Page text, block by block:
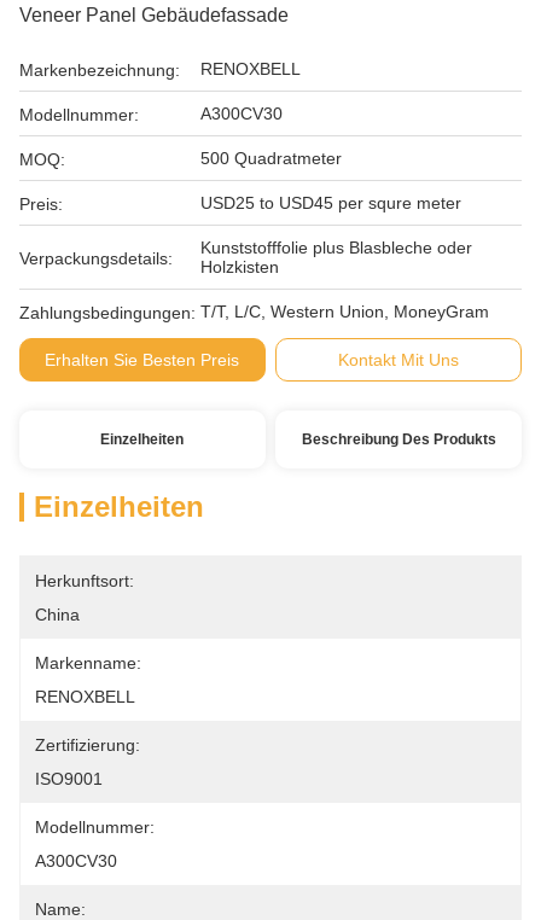
Veneer Panel Gebäudefassade
Markenbezeichnung: RENOXBELL
Modellnummer: A300CV30
MOQ: 500 Quadratmeter
Preis: USD25 to USD45 per squre meter
Verpackungsdetails:
Kunststofffolie plus Blasbleche oder
Holzkisten
Zahlungsbedingungen: T/T, L/C, Western Union, MoneyGram
Erhalten Sie Besten Preis Kontakt Mit Uns
Einzelheiten Beschreibung Des Produkts
Einzelheiten
Herkunftsort:
China
Markenname:
RENOXBELL
Zertifizierung:
ISO9001
Modellnummer:
A300CV30
Name: